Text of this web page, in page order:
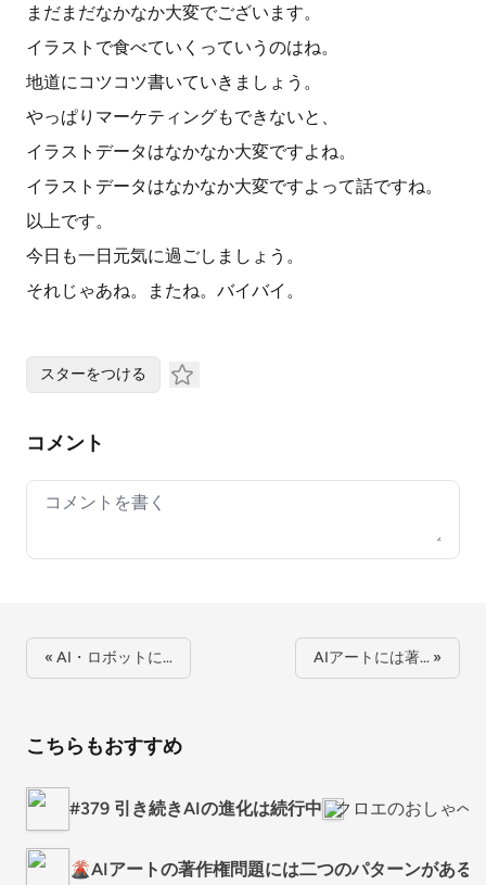
まだまだなかなか大変でございます。
イラストで食べていくっていうのはね。
地道にコツコツ書いていきましょう。
やっぱりマーケティングもできないと、
イラストデータはなかなか大変ですよね。
イラストデータはなかなか大変ですよって話ですね。
以上です。
今日も一日元気に過ごしましょう。
それじゃあね。またね。バイバイ。
スターをつける
コメント
Your comment
« AI・ロボットに… AIアートには著… »
こちらもおすすめ
#379 引き続きAIの進化は続行中 クロエのおしゃべ
🌋AIアートの著作権問題には二つのパターンがある